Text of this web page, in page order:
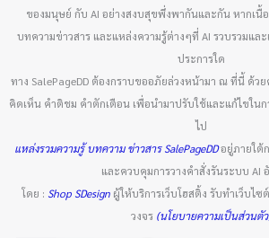
ของมนุษย์ กับ AI อย่างสงบสุขพึ่งพากันและกัน หากเนื้
บทความข่าวสาร และแหล่งความรู้ต่างๆที่ AI รวบรวมแล
ประการใด
ทาง SalePageDD ต้องกราบขออภัยล่วงหน้ามา ณ ที่นี้ ด้ว
คิดเห็น คำติชม คำตักเตือน เพื่อนำมาปรับใช้และแก้ไขใน
ไป
แหล่งรวมความรู้ บทความ ข่าวสาร SalePageDDอยู่ภายใต้
และควบคุมการวางคำสั่งรันระบบ AI
โดย : Shop SDesign ผู้ให้บริการเว็บโฮสติ้ง รับทำเว็บไ
วงจร(นโยบายความเป็นส่วนตั